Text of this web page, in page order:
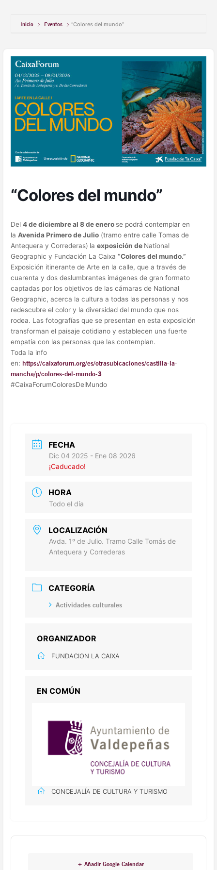
Inicio Eventos “Colores del mundo”
“Colores del mundo”
Del4 de diciembre al 8 de enero se podrá contemplar en
laAvenida Primero de Julio (tramo entre calle Tomas de
Antequera y Correderas) laexposición de National
Geographic y Fundación La Caixa“Colores del mundo.”
Exposición itinerante de Arte en la calle, que a través de
cuarenta y dos deslumbrantes imágenes de gran formato
captadas por los objetivos de las cámaras de National
Geographic, acerca la cultura a todas las personas y nos
redescubre el color y la diversidad del mundo que nos
rodea. Las fotografías que se presentan en esta exposición
transforman el paisaje cotidiano y establecen una fuerte
empatía con las personas que las contemplan.
Toda la info
en: https://caixaforum.org/es/otrasubicaciones/castilla-la-
mancha/p/colores-del-mundo-3
#CaixaForumColoresDelMundo
FECHA
Dic 04 2025 - Ene 08 2026
¡Caducado!
HORA
Todo el día
LOCALIZACIÓN
Avda. 1º de Julio. Tramo Calle Tomás de
Antequera y Correderas
CATEGORÍA
Actividades culturales
ORGANIZADOR
FUNDACION LA CAIXA
EN COMÚN
CONCEJALÍA DE CULTURA Y TURISMO
+ Añadir Google Calendar